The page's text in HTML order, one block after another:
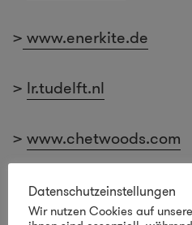
> www.enerkite.de
> lr.tudelft.nl
> www.chetwoods.com
Autor: Dr. Sascha
Inhaber von HAUTE
Datenschutzeinstellungen
Wir nutzen Cookies auf